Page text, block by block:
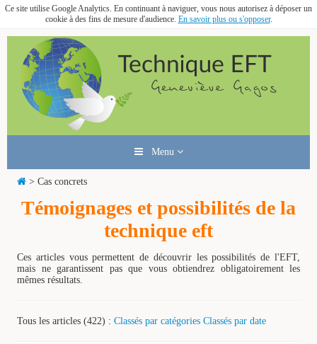
Ce site utilise Google Analytics. En continuant à naviguer, vous nous autorisez à déposer un
cookie à des fins de mesure d'audience. En savoir plus ou s'opposer.
Menu
> Cas concrets
Témoignages et possibilités de la
technique eft
Ces articles vous permettent de découvrir les possibilités de l'EFT,
mais ne garantissent pas que vous obtiendrez obligatoirement les
mêmes résultats.
Tous les articles (422) : Classés par catégories Classés par date